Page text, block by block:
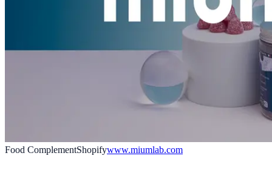
Food ComplementShopifywww.miumlab.com